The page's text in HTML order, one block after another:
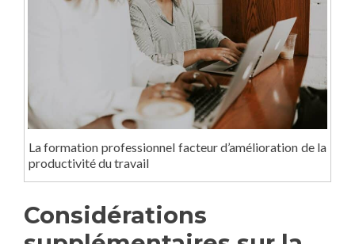
La formation professionnel facteur d’amélioration de la
productivité du travail
Considérations